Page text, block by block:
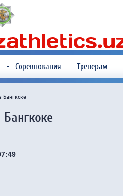
Соревнования Тренерам
Бангкоке